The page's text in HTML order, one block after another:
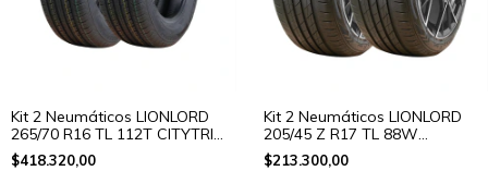
Kit 2 Neumáticos LIONLORD
265/70 R16 TL 112T CITYTRIP
V01
$418.320,00
Kit 2 Neumáticos LIONLORD
205/45 Z R17 TL 88W
MUTECH H02
$213.300,00